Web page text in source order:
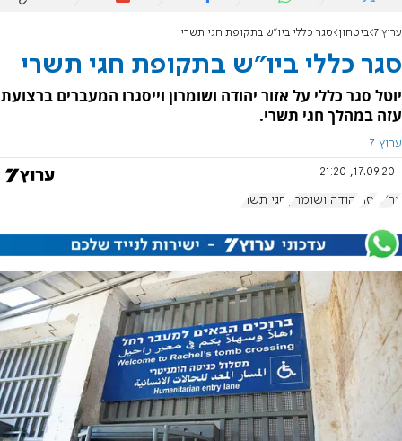
ערוץ 7 ביטחון סגר כללי ביו"ש בתקופת חגי תשרי
סגר כללי ביו"ש בתקופת חגי תשרי
יוטל סגר כללי על אזור יהודה ושומרון וייסגרו המעברים ברצועת
עזה במהלך חגי תשרי.
ערוץ 7
17.09.20, 21:20
צה"ל עזה יהודה ושומרון חגי תשרי